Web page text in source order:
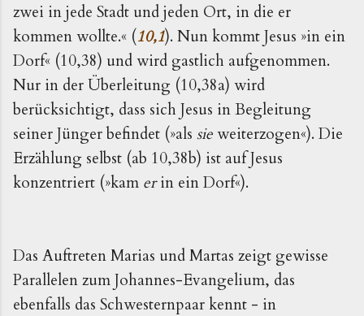
zwei in jede Stadt und jeden Ort, in die er
kommen wollte.« (10,1). Nun kommt Jesus »in ein
Dorf« (10,38) und wird gastlich aufgenommen.
Nur in der Überleitung (10,38a) wird
berücksichtigt, dass sich Jesus in Begleitung
seiner Jünger befindet (»als sieweiterzogen«). Die
Erzählung selbst (ab 10,38b) ist auf Jesus
konzentriert (»kam erin ein Dorf«).
Das Auftreten Marias und Martas zeigt gewisse
Parallelen zum Johannes-Evangelium, das
ebenfalls das Schwesternpaar kennt - in